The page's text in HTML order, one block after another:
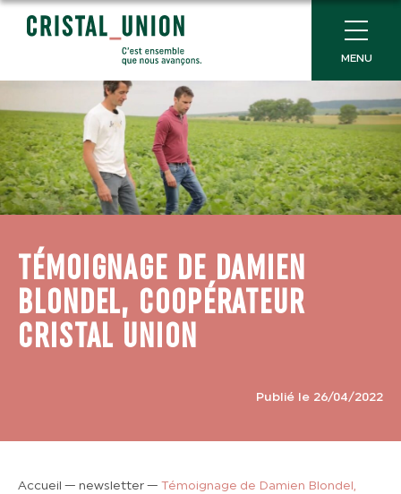
MENU
TÉMOIGNAGE DE DAMIEN
BLONDEL, COOPÉRATEUR
CRISTAL UNION
Publié le 26/04/2022
Accueil — newsletter— Témoignage de Damien Blondel,